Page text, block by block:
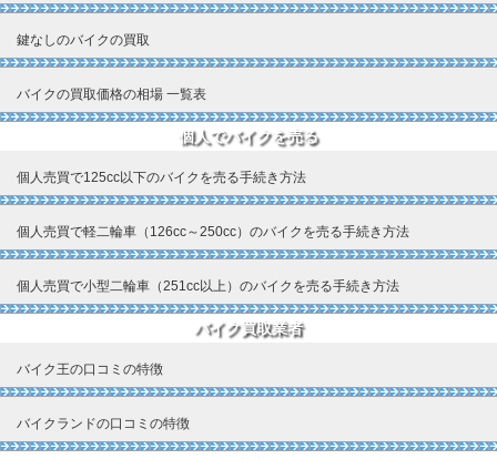
鍵なしのバイクの買取
バイクの買取価格の相場 一覧表
個人でバイクを売る
個人売買で125cc以下のバイクを売る手続き方法
個人売買で軽二輪車（126cc～250cc）のバイクを売る手続き方法
個人売買で小型二輪車（251cc以上）のバイクを売る手続き方法
バイク買取業者
バイク王の口コミの特徴
バイクランドの口コミの特徴